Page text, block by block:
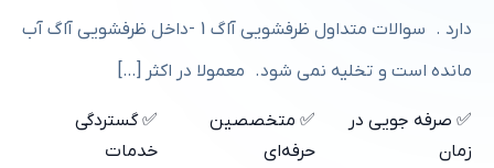
دارد . سوالات متداول ظرفشویی آاگ 1 -داخل ظرفشویی آاگ آب
مانده است و تخلیه نمی شود. معمولا در اکثر […]
✅ صرفه جویی در
زمان
✅ متخصصین
حرفه‌ای
✅ گستردگی
خدمات